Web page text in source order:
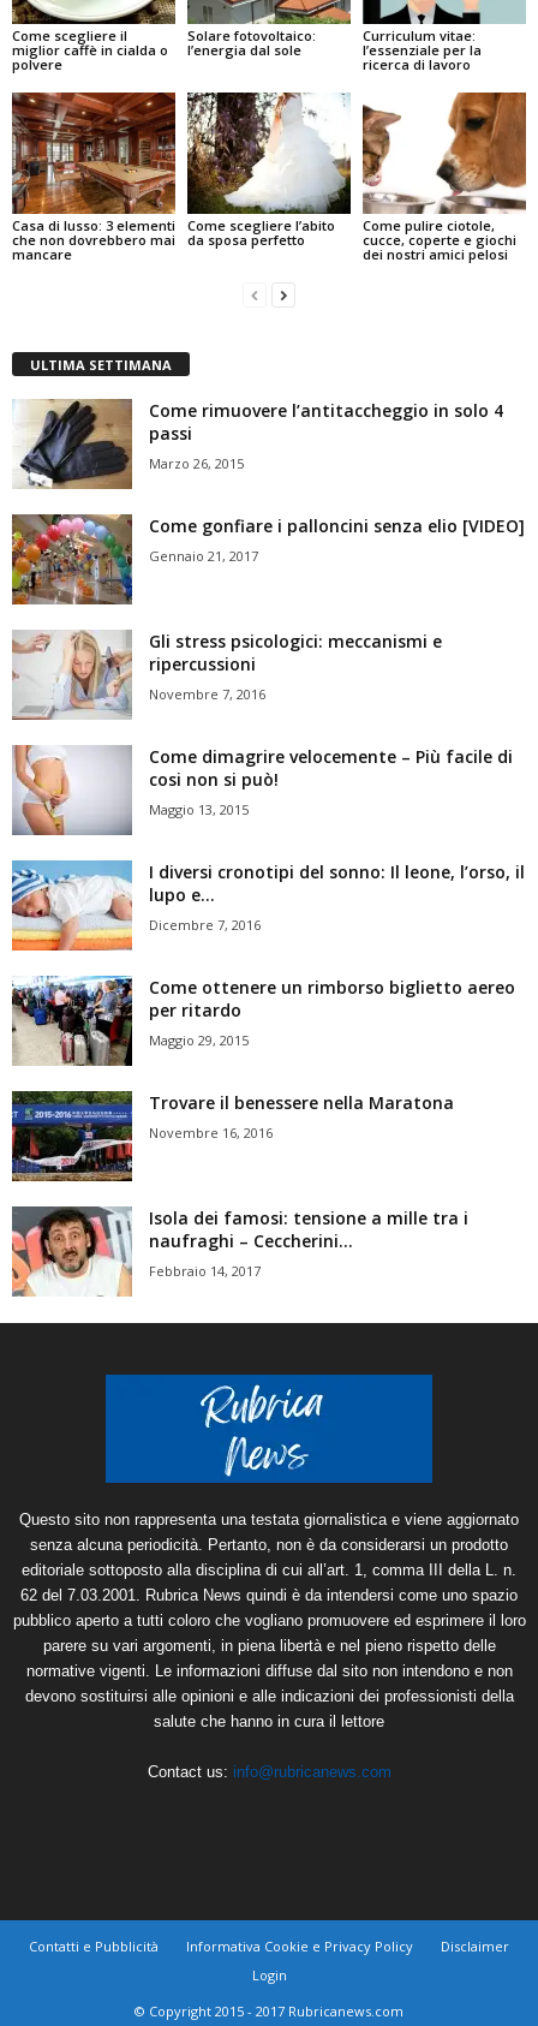
Come scegliere il
miglior caffè in cialda o
polvere
Solare fotovoltaico:
l’energia dal sole
Curriculum vitae:
l’essenziale per la
ricerca di lavoro
Casa di lusso: 3 elementi
che non dovrebbero mai
mancare
Come scegliere l’abito
da sposa perfetto
Come pulire ciotole,
cucce, coperte e giochi
dei nostri amici pelosi
ULTIMA SETTIMANA
Come rimuovere l’antitaccheggio in solo 4
passi
Marzo 26, 2015
Come gonfiare i palloncini senza elio [VIDEO]
Gennaio 21, 2017
Gli stress psicologici: meccanismi e
ripercussioni
Novembre 7, 2016
Come dimagrire velocemente – Più facile di
cosi non si può!
Maggio 13, 2015
I diversi cronotipi del sonno: Il leone, l’orso, il
lupo e...
Dicembre 7, 2016
Come ottenere un rimborso biglietto aereo
per ritardo
Maggio 29, 2015
Trovare il benessere nella Maratona
Novembre 16, 2016
Isola dei famosi: tensione a mille tra i
naufraghi – Ceccherini...
Febbraio 14, 2017
Questo sito non rappresenta una testata giornalistica e viene aggiornato
senza alcuna periodicità. Pertanto, non è da considerarsi un prodotto
editoriale sottoposto alla disciplina di cui all’art. 1, comma III della L. n.
62 del 7.03.2001. Rubrica News quindi è da intendersi come uno spazio
pubblico aperto a tutti coloro che vogliano promuovere ed esprimere il loro
parere su vari argomenti, in piena libertà e nel pieno rispetto delle
normative vigenti. Le informazioni diffuse dal sito non intendono e non
devono sostituirsi alle opinioni e alle indicazioni dei professionisti della
salute che hanno in cura il lettore
Contact us: info@rubricanews.com
Contatti e Pubblicità Informativa Cookie e Privacy Policy
Disclaimer
Login
© Copyright 2015 - 2017 Rubricanews.com